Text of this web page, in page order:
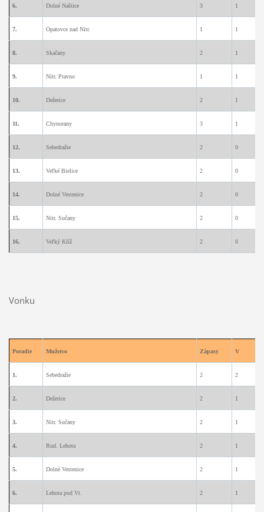
6. Dolné Naštice 3 1
7. Opatovce nad Nitr. 1 1
8. Skačany 2 1
9. Nitr. Pravno 1 1
10. Dežerice 2 1
11. Chynorany 3 1
12. Sebedražie 2 0
13. Veľké Bielice 2 0
14. Dolné Vestenice 2 0
15. Nitr. Sučany 2 0
16. Veľký Klíž 2 0
Vonku
Poradie Mužstvo Zápasy V
1. Sebedražie 2 2
2. Dežerice 2 1
3. Nitr. Sučany 2 1
4. Rud. Lehota 2 1
5. Dolné Vestenice 2 1
6. Lehota pod Vt. 2 1